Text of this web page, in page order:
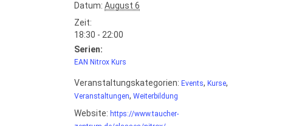
Datum: August 6
Zeit:
18:30 - 22:00
Serien:
EAN Nitrox Kurs
Veranstaltungskategorien: Events, Kurse,
Veranstaltungen, Weiterbildung
Website: https://www.taucher-